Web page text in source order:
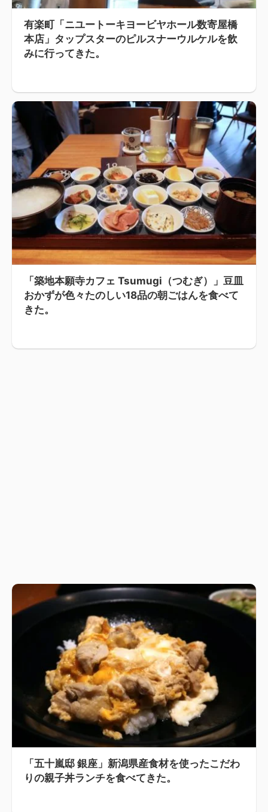
有楽町「ニユートーキヨービヤホール数寄屋橋
本店」タップスターのピルスナーウルケルを飲
みに行ってきた。
「築地本願寺カフェ Tsumugi（つむぎ）」豆皿
おかずが色々たのしい18品の朝ごはんを食べて
きた。
「五十嵐邸 銀座」新潟県産食材を使ったこだわ
りの親子丼ランチを食べてきた。